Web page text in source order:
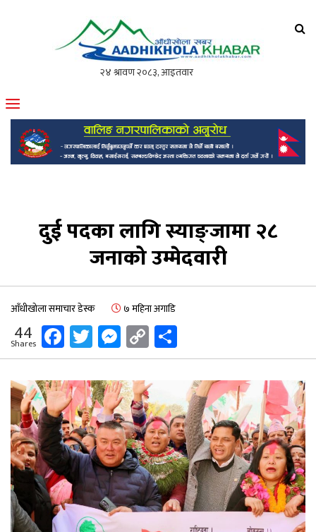
मोफसलकै लोकप्रिय अनलाइन पत्रिका
दुई पदका लागि स्याङ्जामा २८
जनाको उम्मेदवारी
आँधीखोला समाचार डेस्क ७ महिना अगाडि
44
Shares Facebook
Twitter
Messenger
Copy
Link